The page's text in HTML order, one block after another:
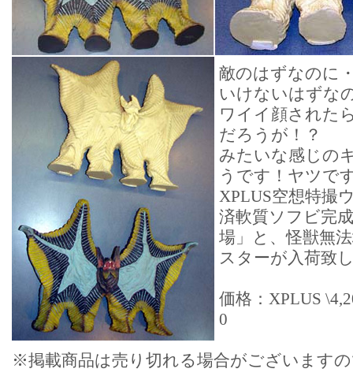
敵のはずなのに
いけないはずな
ワイイ顔された
だろうが！？
みたいな感じの
うです！ヤツで
XPLUS空想特撮
済軟質ソフビ完
場」と、怪獣無
スターが入荷致
価格：XPLUS
0
※掲載商品は売り切れる場合がございます